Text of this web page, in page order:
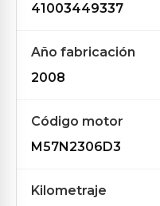
41003449337
Año fabricación
2008
Código motor
M57N2306D3
Kilometraje